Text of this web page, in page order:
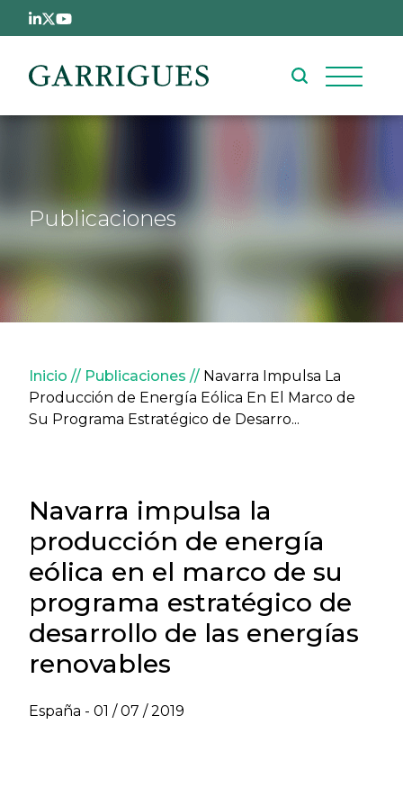
Pasar al contenido principal
Publicaciones
Sobrescribir enlaces de
Inicio Publicaciones
Navarra Impulsa La
Producción de Energía Eólica En El Marco de
Su Programa Estratégico de Desarro...
Navarra impulsa la
producción de energía
eólica en el marco de su
programa estratégico de
desarrollo de las energías
renovables
España - 01 / 07 / 2019